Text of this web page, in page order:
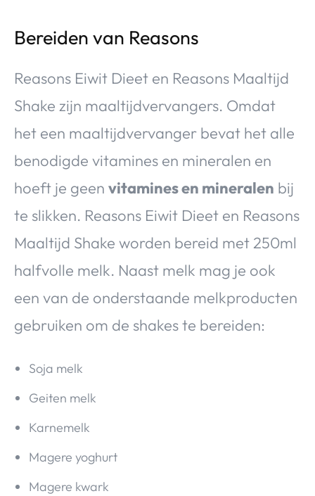
Bereiden van Reasons
Reasons Eiwit Dieet en Reasons Maaltijd
Shake zijn maaltijdvervangers. Omdat
het een maaltijdvervanger bevat het alle
benodigde vitamines en mineralen en
hoeft je geen vitamines en mineralen bij
te slikken. Reasons Eiwit Dieet en Reasons
Maaltijd Shake worden bereid met 250ml
halfvolle melk. Naast melk mag je ook
een van de onderstaande melkproducten
gebruiken om de shakes te bereiden:
Soja melk
Geiten melk
Karnemelk
Magere yoghurt
Magere kwark